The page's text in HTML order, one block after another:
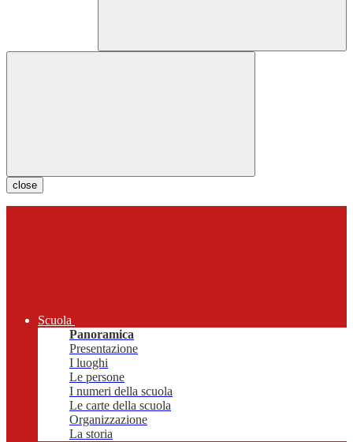
close
Scuola
Panoramica
Presentazione
I luoghi
Le persone
I numeri della scuola
Le carte della scuola
Organizzazione
La storia